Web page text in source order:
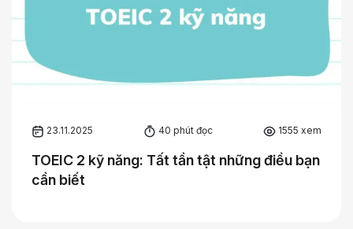
23.11.2025 40 phút đọc 1555 xem
TOEIC 2 kỹ năng: Tất tần tật những điều bạn
cần biết